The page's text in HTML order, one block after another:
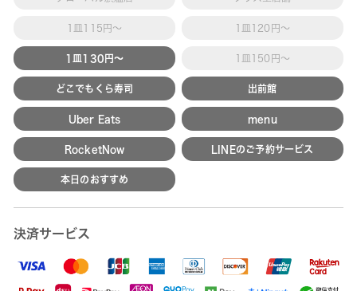
1皿115円～ 1皿120円～
1皿130円～ 1皿150円～
どこでもくら寿司 出前館
Uber Eats menu
RocketNow LINEのご予約サービス
本日のおすすめ
決済サービス